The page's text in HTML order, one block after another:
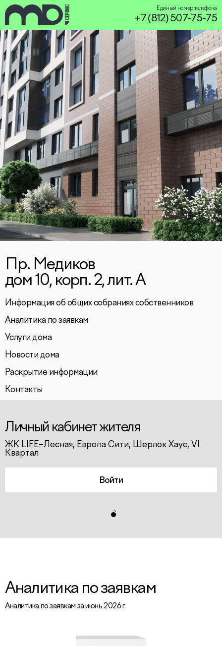
Единый номер телефона
+7 (812) 507-75-75
service@miservice.ru
Пр. Медиков
дом 10, корп. 2, лит. А
Информация об общих собраниях собственников
Аналитика по заявкам
Услуги дома
Новости дома
Раскрытие информации
Контакты
Личный кабинет жителя
ЖК LIFE–Лесная, Европа Сити, Шерлок Хаус, VI
Квартал
Войти
Аналитика по заявкам
Аналитика по заявкам за июнь 2026 г.